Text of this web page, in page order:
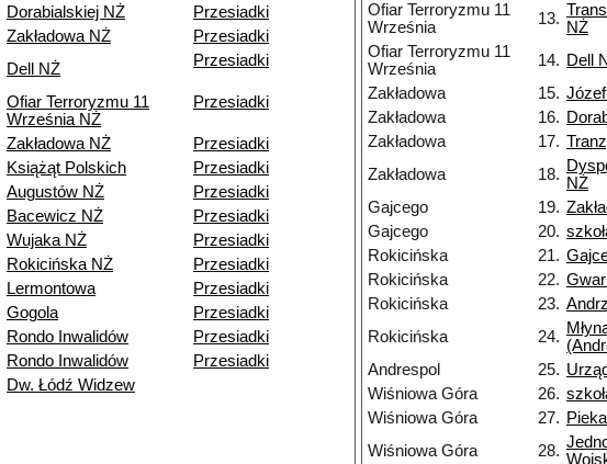
Dorabialskiej NŻ
Przesiadki
Zakładowa NŻ
Przesiadki
Dell NŻ Przesiadki
Ofiar Terroryzmu 11
Września NŻ
Przesiadki
Zakładowa NŻ
Przesiadki
Książąt Polskich
Przesiadki
Augustów NŻ
Przesiadki
Bacewicz NŻ
Przesiadki
Wujaka NŻ
Przesiadki
Rokicińska NŻ
Przesiadki
Lermontowa
Przesiadki
Gogola
Przesiadki
Rondo Inwalidów
Przesiadki
Rondo Inwalidów
Przesiadki
Dw. Łódź Widzew
Ofiar Terroryzmu 11
Września
13. NŻ
Ofiar Terroryzmu 11
Września
14. Dell
Zakładowa 15.
Zakładowa
16.
Zakładowa
17.
Zakładowa
18. NŻ
Gajcego 19.
Gajcego
20.
Rokicińska
21.
Rokicińska
22.
Rokicińska
23.
Rokicińska
24.
Andrespol 25.
Wiśniowa Góra
26.
Wiśniowa Góra
27.
Wiśniowa Góra
28.